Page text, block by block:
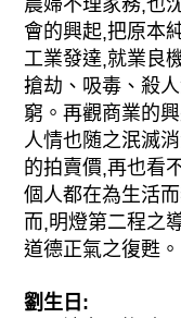
農婦不理家務,也
會的興起,把原本
工業發達,就業良
搶劫、吸毒、殺
窮。再觀商業的
人情也随之泯滅
的拍賣價,再也看
個人都在為生活
而,明燈第二程之
道德正氣之復甦。
劉生日 :